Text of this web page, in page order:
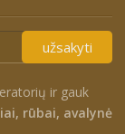
užsakyti
ir gauk
rūbai, avalynė